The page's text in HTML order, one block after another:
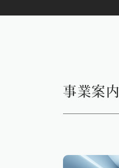
事業案内